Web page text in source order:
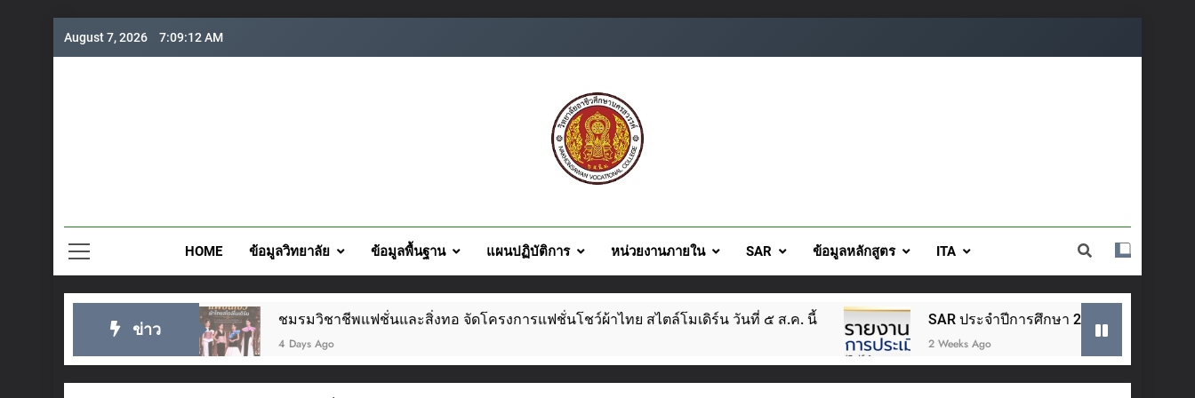
August 7, 2026 7:09:14 AM
HOME ข้อมูลวิทยาลัย ข้อมูลพื้นฐาน แผนปฏิบัติการ หน่วยงานภายใน SAR ข้อมูลหลักสูตร ITA
ข่าว ชมรมวิชาชีพแฟชั่นและสิ่งทอ จัดโครงการแฟชั่นโชว์ผ้าไทย สไตล์โมเดิร์น วันที่ ๕ ส.ค. นี้
4 Days Ago
SAR ประจำปีการศึกษา 2568
2 Weeks Ago
โครงสร้างการบริหาร